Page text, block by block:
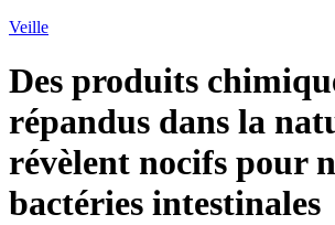
Veille
Des produits
répandus dans la
révèlent nocifs pour
bactéries intestinales